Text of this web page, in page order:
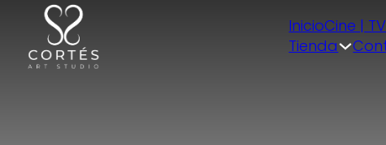
InicioCine | TV
Tienda